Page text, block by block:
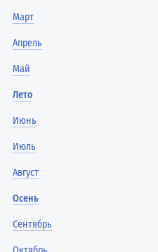
Март
Апрель
Май
Лето
Июнь
Июль
Август
Осень
Сентябрь